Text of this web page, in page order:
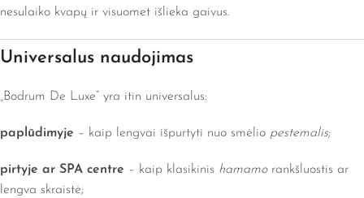
nesulaiko kvapų ir visuomet išlieka gaivus.
Universalus naudojimas
„Bodrum De Luxe“ yra itin universalus:
paplūdimyje – kaip lengvai išpurtyti nuo smėlio pestemalis;
pirtyje ar SPA centre – kaip klasikinis hamamorankšluostis ar
lengva skraistė;